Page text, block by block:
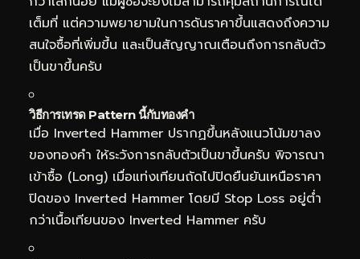
เต็มที่ แต่ความพยายามในการดันราคาขึ้นแสดงถึงความ
สนใจซื้อที่เพิ่มขึ้น และเป็นสัญญาณเตือนถึงการกลับตัว
เป็นขาขึ้นครับ
วิธีการเทรด Pattern นี้กับทองคำ
เมื่อ Inverted Hammer ปรากฏขึ้นหลังแนวโน้มขาลง
ของทองคำ ให้ระวังการกลับตัวเป็นขาขึ้นครับ พิจารณา
เข้าซื้อ (Long) เมื่อแท่งเทียนถัดไปปิดยืนยันเหนือราคา
ปิดของ Inverted Hammer โดยมี Stop Loss อยู่ต่ำ
กว่าเนื้อเทียนของ Inverted Hammer ครับ